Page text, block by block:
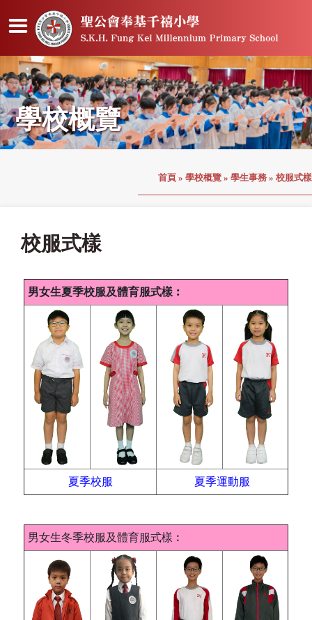
學校概覽
首頁 » 學校概覽 » 學生事務 » 校服式樣
校服式樣
男女生夏季校服及體育服式樣︰
夏季校服 夏季運動服
男女生冬季校服及體育服式樣︰